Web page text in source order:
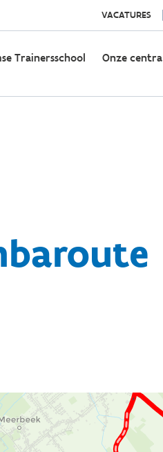
VACATURES
Trainersschool Onze centra